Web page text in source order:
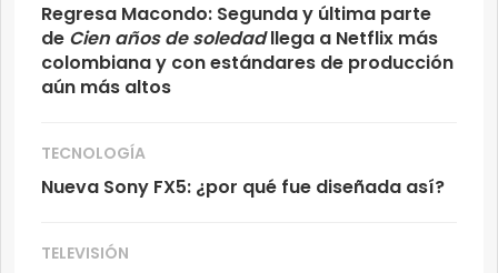
Regresa Macondo: Segunda y última parte
de Cien años de soledadllega a Netflix más
colombiana y con estándares de producción
aún más altos
TECNOLOGÍA
Nueva Sony FX5: ¿por qué fue diseñada así?
TELEVISIÓN